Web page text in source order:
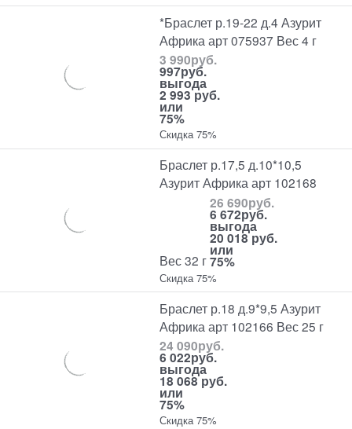
*Браслет р.19-22 д.4 Азурит
Африка арт 075937 Вес 4 г
3 990руб.
997руб.
выгода
2 993 руб.
или
75%
Скидка 75%
Браслет р.17,5 д.10*10,5
Азурит Африка арт 102168
Вес 32 г
26 690руб.
6 672руб.
выгода
20 018 руб.
или
75%
Скидка 75%
Браслет р.18 д.9*9,5 Азурит
Африка арт 102166 Вес 25 г
24 090руб.
6 022руб.
выгода
18 068 руб.
или
75%
Скидка 75%